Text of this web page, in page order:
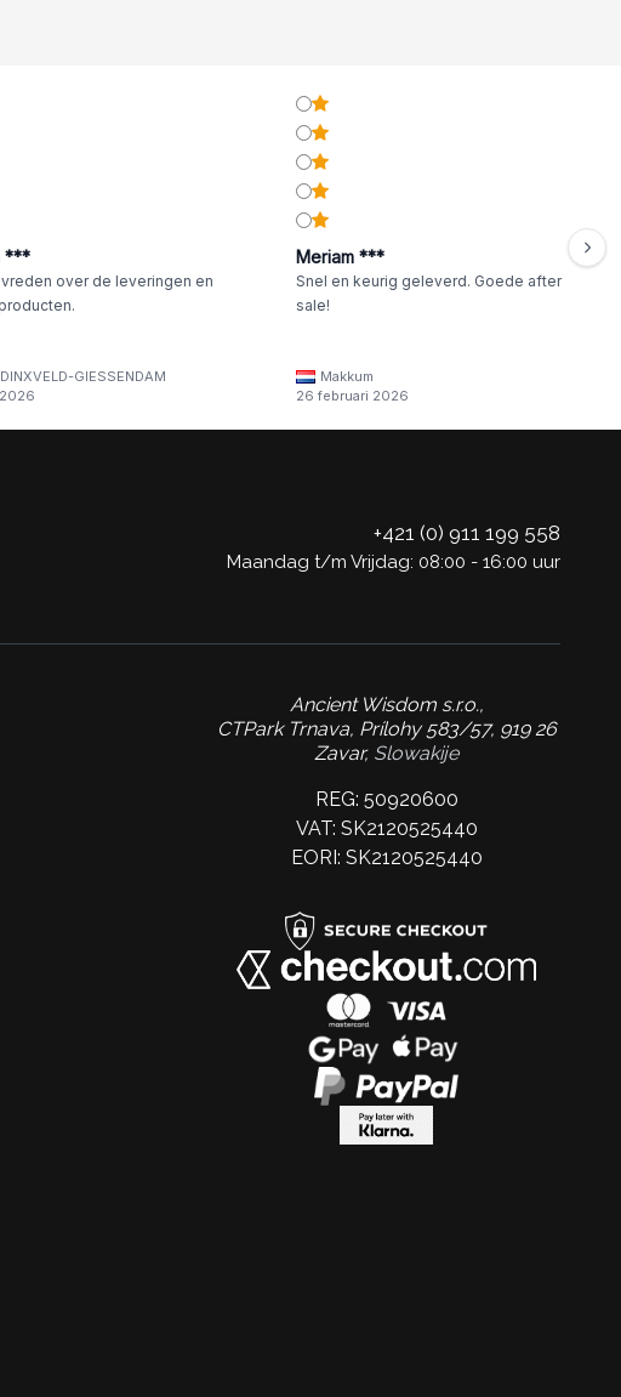
***
over de leveringen en
GIESSENDAM
Meriam ***
Snel en keurig geleverd. Goede after
sale!
Makkum
26 februari 2026
+421 (0) 911 199 558
Maandag t/m Vrijdag: 08:00 - 16:00 uur
Ancient Wisdom s.r.o.,
CTPark Trnava, Prílohy 583/57, 919 26
Zavar, Slowakije
REG: 50920600
VAT: SK2120525440
EORI: SK2120525440